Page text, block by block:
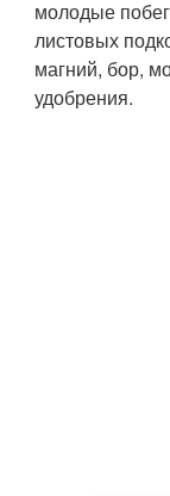
молодые
листовых
магний, бор,
удобрения.